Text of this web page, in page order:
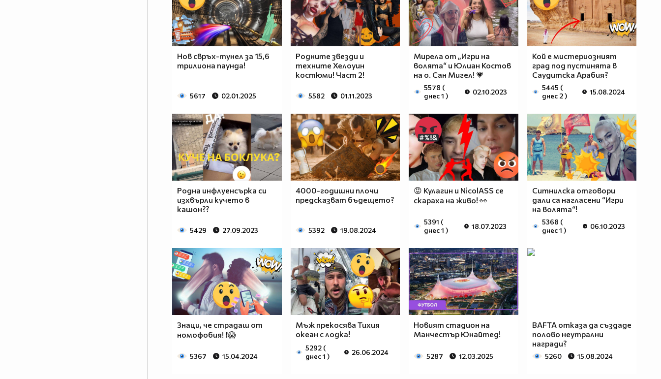
Нов свръх-тунел за 15,6
трилиона паунда!
5617 02.01.2025
Родните звезди и
техните Хелоуин
костюми! Част 2!
5582 01.11.2023
Мирела от „Игри на
волята“ и Юлиан Костов
на о. Сан Мигел! 💗
5578 (
днес 1 )
02.10.2023
Кой е мистериозният
град под пустинята в
Саудитска Арабия?
5445 (
днес 2 )
15.08.2024
Родна инфлуенсърка си
изхвърли кучето в
кашон??
5429 27.09.2023
4000-годишни плочи
предсказват бъдещето?
5392 19.08.2024
😡 Кулагин и NicolASS се
скараха на живо! 👀
5391 (
днес 1 )
18.07.2023
Ситнилска отговори
дали са нагласени “Игри
на волята“!
5368 (
днес 1 )
06.10.2023
Знаци, че страдаш от
номофобия! ❗😱
5367 15.04.2024
Мъж прекосява Тихия
океан с лодка!
5292 (
днес 1 )
26.06.2024
Новият стадион на
Манчестър Юнайтед!
5287 12.03.2025
BAFTA отказа да създаде
полово неутрални
награди?
5260 15.08.2024